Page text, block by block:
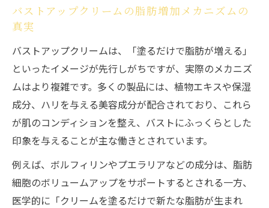
バストアップクリームの脂肪増加メカニズムの
真実
バストアップクリームは、「塗るだけで脂肪が増える」
といったイメージが先行しがちですが、実際のメカニズ
ムはより複雑です。多くの製品には、植物エキスや保湿
成分、ハリを与える美容成分が配合されており、これら
が肌のコンディションを整え、バストにふっくらとした
印象を与えることが主な働きとされています。
例えば、ボルフィリンやプエラリアなどの成分は、脂肪
細胞のボリュームアップをサポートするとされる一方、
医学的に「クリームを塗るだけで新たな脂肪が生まれ